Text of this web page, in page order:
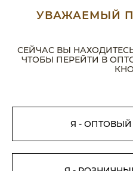
УВАЖАЕМЫЙ
СЕЙЧАС ВЫ
ЧТОБЫ ПЕРЕЙТИ В
Я -